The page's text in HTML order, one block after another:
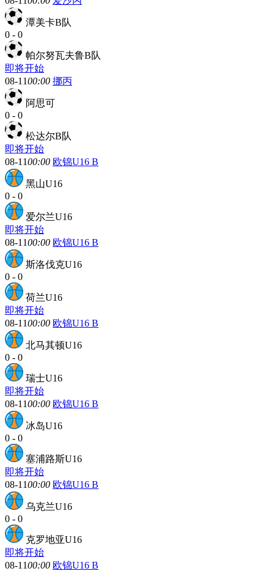
潭美卡B队
0 - 0
帕尔努瓦夫鲁B队
即将开始
08-1100:00 挪丙
阿思可
0 - 0
松达尔B队
即将开始
08-1100:00 欧锦U16 B
黑山U16
0 - 0
爱尔兰U16
即将开始
08-1100:00 欧锦U16 B
斯洛伐克U16
0 - 0
荷兰U16
即将开始
08-1100:00 欧锦U16 B
北马其顿U16
0 - 0
瑞士U16
即将开始
08-1100:00 欧锦U16 B
冰岛U16
0 - 0
塞浦路斯U16
即将开始
08-1100:00 欧锦U16 B
乌克兰U16
0 - 0
克罗地亚U16
即将开始
08-1100:00 欧锦U16 B